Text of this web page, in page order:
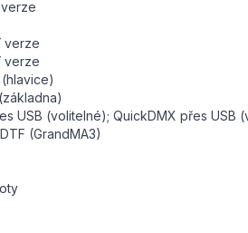
verze
verze
USB (volitelné); QuickDMX přes
(GrandMA3)